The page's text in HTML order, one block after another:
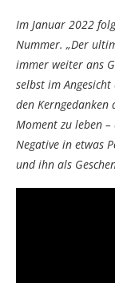
Im Januar 2022
Nummer. „Der
immer weiter ans
selbst im
den Kerngedanken
Moment zu leben
Negative in etwas
und ihn als